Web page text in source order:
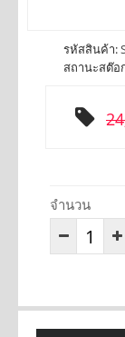
รหัสสินค้า:
สถานะสต๊อ
จำนวน